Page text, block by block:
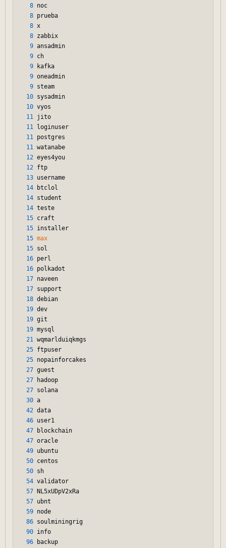
8 noc
8 prueba
8 x
8 zabbix
9 ansadmin
9 ch
9 kafka
9 oneadmin
9 steam
10 sysadmin
10 vyos
11 jito
11 loginuser
11 postgres
11 watanabe
12 eyes4you
12 ftp
13 username
14 btclol
14 student
14 teste
15 craft
15 installer
15 max
15 sol
16 perl
16 polkadot
17 naveen
17 support
18 debian
19 dev
19 git
19 mysql
21 wqmarlduiqkmgs
25 ftpuser
25 nopainforcakes
27 guest
27 hadoop
27 solana
30 a
42 data
46 user1
47 blockchain
47 oracle
49 ubuntu
50 centos
50 sh
54 validator
57 NL5xUDpV2xRa
57 ubnt
59 node
86 soulminingrig
90 info
96 backup